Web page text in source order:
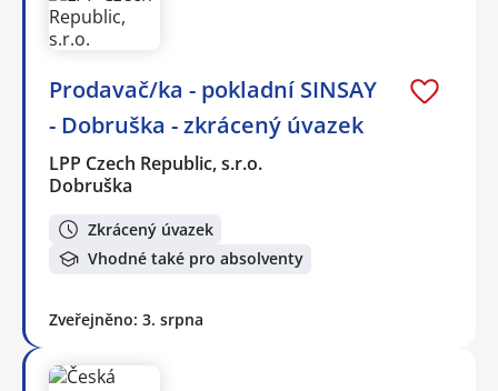
Prodavač/ka - pokladní SINSAY
- Dobruška - zkrácený úvazek
LPP Czech Republic, s.r.o.
Dobruška
Zkrácený úvazek
Vhodné také pro absolventy
Zveřejněno: 3. srpna